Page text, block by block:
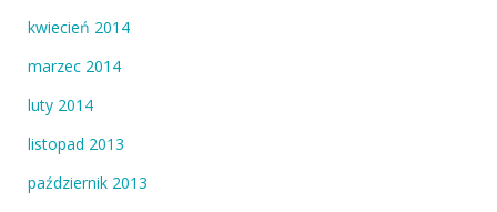
kwiecień 2014
marzec 2014
luty 2014
listopad 2013
październik 2013